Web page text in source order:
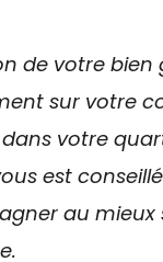
de votre bien
sur votre
votre
est
au mieux